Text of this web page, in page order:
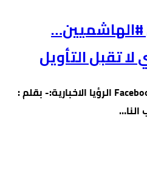
تقبل التأويل
Facebook Twitter Pinterest LinkedIn الرؤيا الاخبارية:- بقلم :